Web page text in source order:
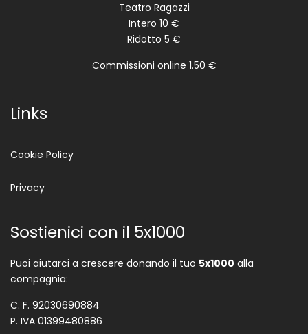
Teatro Ragazzi
Intero 10 €
Ridotto 5 €
Commissioni online 1.50 €
Links
Cookie Policy
Privacy
Sostienici con il 5x1000
Puoi aiutarci a crescere donando il tuo 5x1000 alla
compagnia:
C. F. 92030690884
P. IVA 01399480886